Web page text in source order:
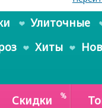
Улиточные
Хиты
Скидки